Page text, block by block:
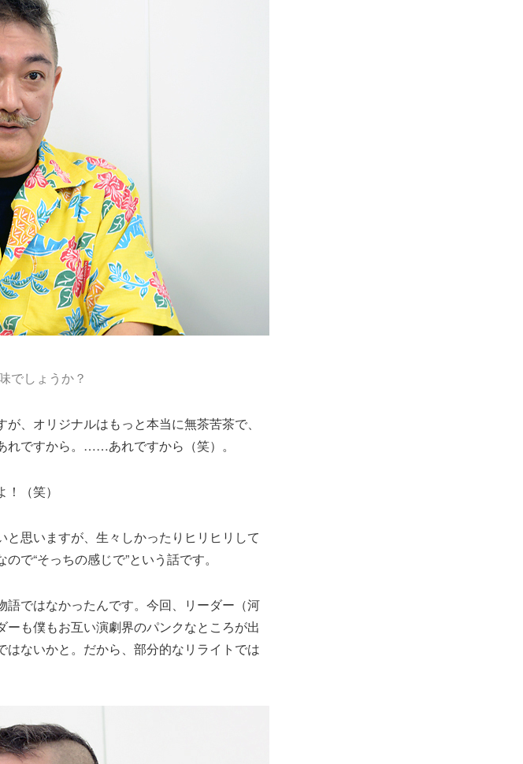
でしょうか？
、オリジナルはもっと本当に無茶苦茶で、
れですから。……あれですから（笑）。
（笑）
思いますが、生々しかったりヒリヒリして
で“そっちの感じで”という話です。
ではなかったんです。今回、リーダー（河
も僕もお互い演劇界のパンクなところが出
ないかと。だから、部分的なリライトでは